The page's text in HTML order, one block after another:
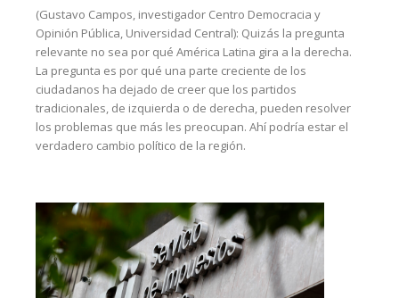
(Gustavo Campos, investigador Centro Democracia y
Opinión Pública, Universidad Central): Quizás la pregunta
relevante no sea por qué América Latina gira a la derecha.
La pregunta es por qué una parte creciente de los
ciudadanos ha dejado de creer que los partidos
tradicionales, de izquierda o de derecha, pueden resolver
los problemas que más les preocupan. Ahí podría estar el
verdadero cambio político de la región.